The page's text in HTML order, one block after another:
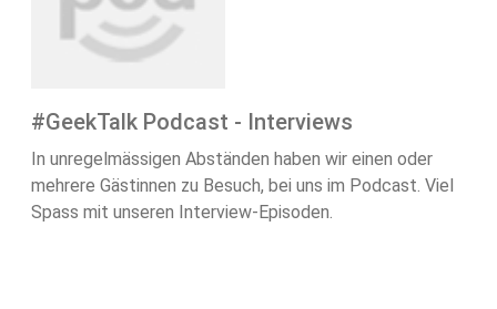
#GeekTalk Podcast - Interviews
In unregelmässigen Abständen haben wir einen oder
mehrere Gästinnen zu Besuch, bei uns im Podcast. Viel
Spass mit unseren Interview-Episoden.